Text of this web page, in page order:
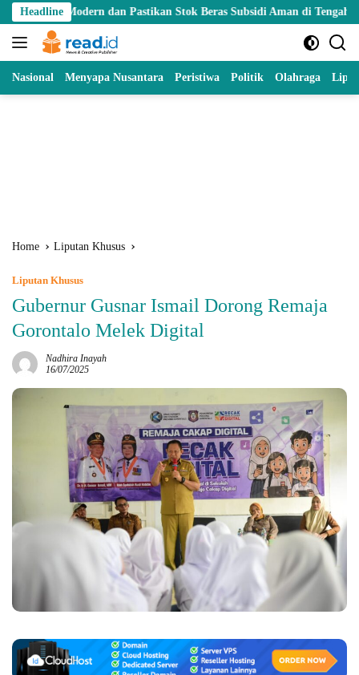
Skip
to
content
Headline
dan Pastikan Stok Beras Subsidi Aman di Tengah Musim Kemarau
Nasional Menyapa Nusantara Peristiwa Politik Olahraga
Home Liputan Khusus
Liputan Khusus
Gubernur Gusnar Ismail Dorong Remaja
Gorontalo Melek Digital
Nadhira Inayah
16/07/2025